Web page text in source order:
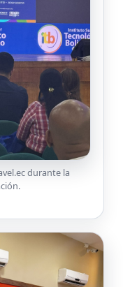
durante la